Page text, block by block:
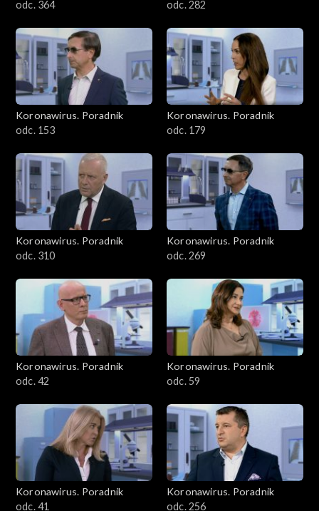
odc. 364 odc. 282
Koronawirus. Poradnik
odc. 153
Koronawirus. Poradnik
odc. 179
Koronawirus. Poradnik
odc. 310
Koronawirus. Poradnik
odc. 269
Koronawirus. Poradnik
odc. 42
Koronawirus. Poradnik
odc. 59
Koronawirus. Poradnik
odc. 41
Koronawirus. Poradnik
odc. 256